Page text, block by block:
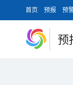
首页 预报 预
预